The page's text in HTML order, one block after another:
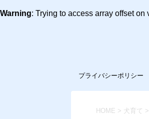
Warning: Trying to access array offset on
プライバシーポリシー
HOME > 犬育て >